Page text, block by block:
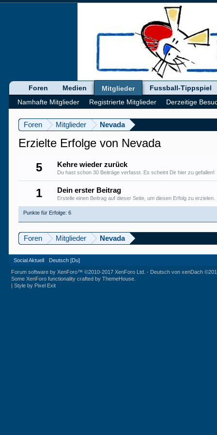
Foren Mitglieder Nevada
Erzielte Erfolge von Nevada
5
Kehre wieder zurück
Du hast schon 30 Beiträge verfasst. Es scheint Dir hier zu gefallen!
1 Dein erster Beitrag
Erstelle einen Beitrag auf dieser Seite, um diesen Erfolg zu erzielen.
Punkte für Erfolge: 6
Foren Mitglieder Nevada
Foren Medien
Mitglieder
Namhafte Mitglieder
Registrierte Mitglieder Derzeitige
Fussball-Tippspiel
Social Aktuell
Deutsch [Du]
Forum software by XenForo™©2010-2017 XenForo Ltd. - Deutsch von xenDach
Some XenForo functionality crafted byThemeHouse
|Style by Pixel Exit